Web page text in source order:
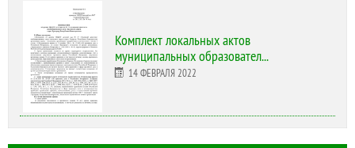
Комплект локальных актов
муниципальных образовател...
14 ФЕВРАЛЯ 2022